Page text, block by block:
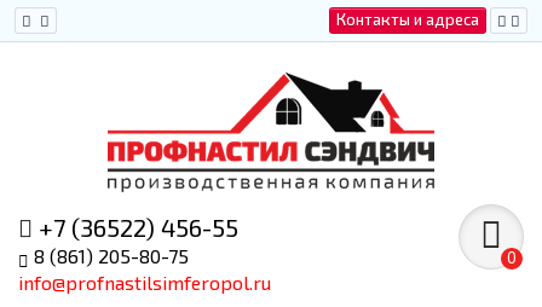
Контакты и адреса
+7 (36522) 456-55
8 (861) 205-80-75
info@profnastilsimferopol.ru
0